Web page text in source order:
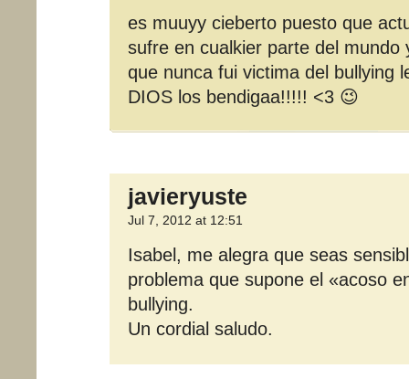
es muuyy cieberto puesto que
sufre en cualkier parte del mundo
que nunca fui victima del bullying
DIOS los bendigaa!!!!! <3 😉
javieryuste
Jul 7, 2012 at 12:51
Isabel, me alegra que seas
problema que supone el «acoso
bullying.
Un cordial saludo.